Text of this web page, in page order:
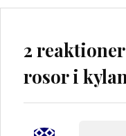
2 reaktioner
rosor i